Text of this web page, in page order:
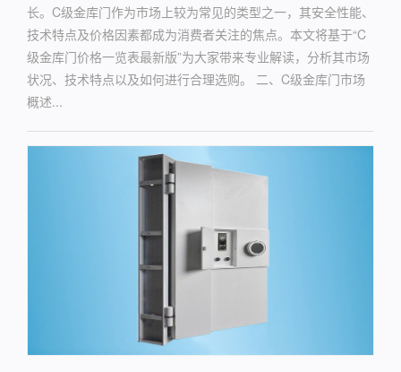
长。C级金库门作为市场上较为常见的类型之一，其安全性能、
技术特点及价格因素都成为消费者关注的焦点。本文将基于“C
级金库门价格一览表最新版”为大家带来专业解读，分析其市场
状况、技术特点以及如何进行合理选购。 二、C级金库门市场
概述...